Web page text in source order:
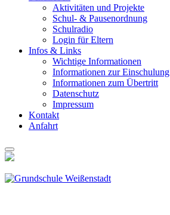
Akti­vi­tä­ten und Pro­jek­te
Schul- & Pau­sen­ord­nung
Schul­ra­dio
Log­in für Eltern
Infos & Links
Wich­ti­ge Infor­ma­tio­nen
Infor­ma­tio­nen zur Ein­schu­lung
Infor­ma­tio­nen zum Über­tritt
Daten­schutz
Impres­sum
Kon­takt
Anfahrt